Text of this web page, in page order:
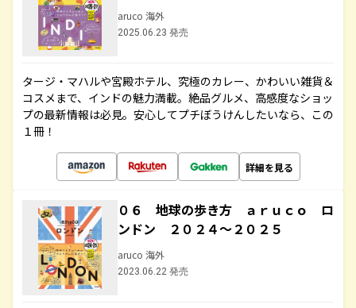
aruco 海外
2025.06.23 発売
タージ・マハルや宮殿ホテル、究極のカレー、かわいい雑貨＆
コスメまで、インドの魅力満載。絶品グルメ、高感度なショッ
プの最新情報は必見。安心してプチぼうけんしたいなら、この
１冊！
詳細を見る
０６ 地球の歩き方 ａｒｕｃｏ ロ
ンドン ２０２４～２０２５
aruco 海外
2023.06.22 発売